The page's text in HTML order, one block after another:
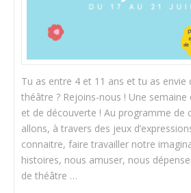
Tu as entre 4 et 11 ans et tu as envie
théâtre ? Rejoins-nous ! Une
et de découverte ! Au programme de
allons, à travers des jeux
connaitre, faire travailler notre
histoires, nous amuser, nous
de théâtre …